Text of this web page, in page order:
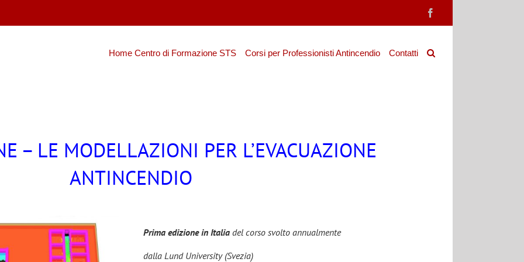
Home Centro di Formazione STS Corsi per Professionisti Antincendio Contatti
– LE MODELLAZIONI PER L’EVACUAZIONE
ANTINCENDIO
Prima edizione in Italiadel corso svolto annualmente
dalla Lund University (Svezia)